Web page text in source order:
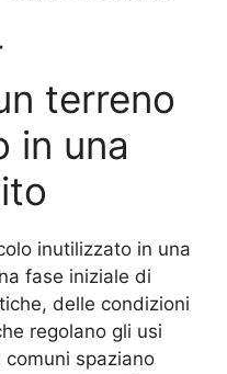
terreno
in una
inutilizzato in una
fase iniziale di
delle condizioni
regolano gli usi
spaziano